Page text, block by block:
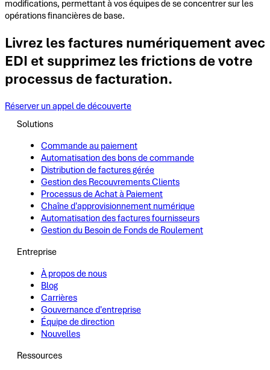
modifications, permettant à vos équipes de se concentrer sur les
opérations financières de base.
Livrez les factures numériquement avec
EDI et supprimez les frictions de votre
processus de facturation.
Réserver un appel de découverte
Solutions
Commande au paiement
Automatisation des bons de commande
Distribution de factures gérée
Gestion des Recouvrements Clients
Processus de Achat à Paiement
Chaîne d'approvisionnement numérique
Automatisation des factures fournisseurs
Gestion du Besoin de Fonds de Roulement
Entreprise
À propos de nous
Blog
Carrières
Gouvernance d'entreprise
Équipe de direction
Nouvelles
Ressources